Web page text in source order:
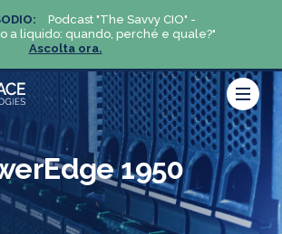
Podcast "The Savvy CIO" -
a liquido: quando, perché e quale?"
Ascolta ora.
1950